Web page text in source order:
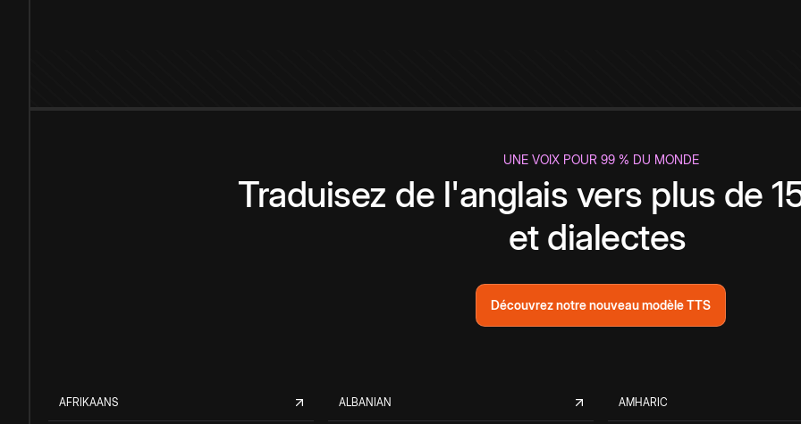
UNE VOIX POUR 99 % DU MONDE
Traduisez de l'anglais vers plus de
et dialectes
Découvrez notre nouveau modèle TTS
AFRIKAANS ALBANIAN AMHARIC